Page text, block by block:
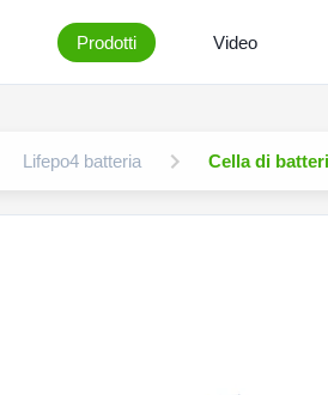
Prodotti Video
Lifepo4 batteria Cella di